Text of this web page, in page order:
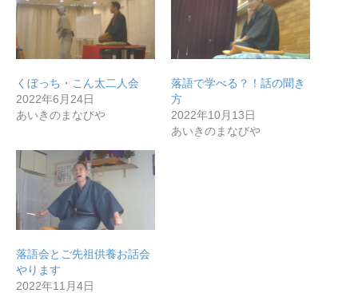
無料で登録したい企業様はこちら
メディア取材受付口はこちら
くぼっち・こん太二人会
2022年6月24日
あいきのまなびや
落語で学べる？！話の聞き
方
2022年10月13日
あいきのまなびや
落語会とご先祖供養お話会
やります
2022年11月4日